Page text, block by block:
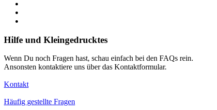
Hilfe und Kleingedrucktes
Wenn Du noch Fragen hast, schau einfach bei den FAQs rein.
Ansonsten kontaktiere uns über das Kontaktformular.
Kontakt
Häufig gestellte Fragen